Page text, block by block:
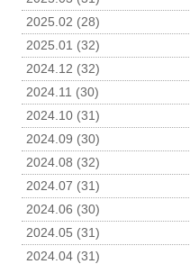
2025.02 (28)
2025.01 (32)
2024.12 (32)
2024.11 (30)
2024.10 (31)
2024.09 (30)
2024.08 (32)
2024.07 (31)
2024.06 (30)
2024.05 (31)
2024.04 (31)